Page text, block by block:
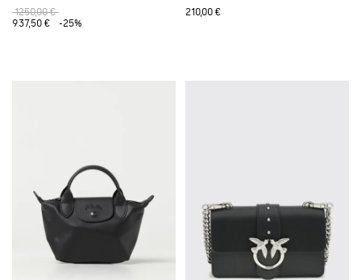
1250,00 €
937,50 €
-25%
210,00 €